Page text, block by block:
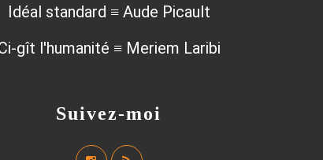
Suivez-moi
Idéal standard ≡ Aude Picault
gît l'humanité ≡ Meriem Laribi